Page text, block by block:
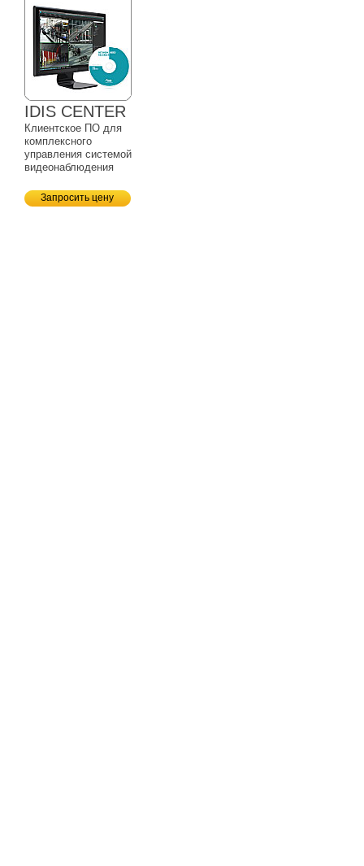
IDIS CENTER
Клиентское ПО для
комплексного
управления системой
видеонаблюдения
Запросить цену